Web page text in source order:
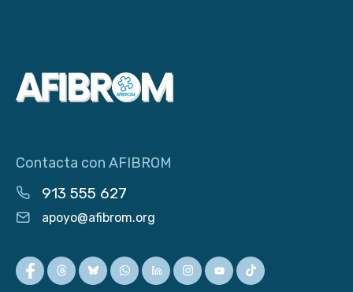
Contacta con AFIBROM
913 555 627
apoyo@afibrom.org